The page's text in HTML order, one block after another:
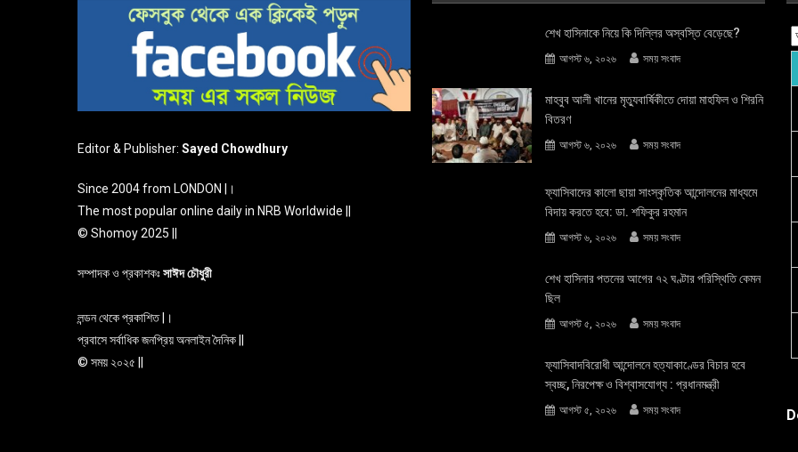
Editor & Publisher:Sayed Chowdhury
Since 2004 from LONDON |।
The most popular online daily in NRB Worldwide ||
© Shomoy 2025 ||
সম্পাদক ও প্রকাশকঃসাঈদ চৌধুরী
লন্ডন থেকে প্রকাশিত |।
প্রবাসে সর্বাধিক জনপ্রিয় অনলাইন দৈনিক ||
© সময় ২০২৫ ||
শেখ হাসিনাকে নিয়ে কি দিল্লির অস্বস্তি বেড়েছে?
আগস্ট ৬, ২০২৬ সময় সংবাদ
মাহবুব আলী খানের মৃত্যুবার্ষিকীতে দোয়া মাহফিল ও শিরনি
বিতরণ
আগস্ট ৬, ২০২৬ সময় সংবাদ
ফ্যাসিবাদের কালো ছায়া সাংস্কৃতিক আন্দােলনের মাধ্যমে
বিদায় করতে হবে: ডা. শফিকুর রহমান
আগস্ট ৬, ২০২৬ সময় সংবাদ
শেখ হাসিনার পতনের আগের ৭২ ঘণ্টার পরিস্থিতি কেমন
ছিল
আগস্ট ৫, ২০২৬ সময় সংবাদ
ফ্যাসিবাদবিরোধী আন্দোলনে হত্যাকাণ্ডের বিচার হবে
স্বচ্ছ, নিরপেক্ষ ও বিশ্বাসযোগ্য : প্রধানমন্ত্রী
আগস্ট ৫, ২০২৬ সময় সংবাদ